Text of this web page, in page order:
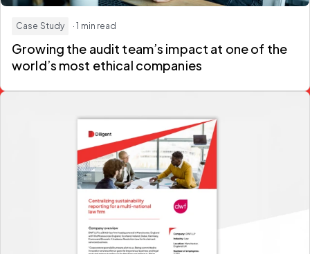
Case Study · 1 min read
Growing the audit team’s impact at one of the
world’s most ethical companies